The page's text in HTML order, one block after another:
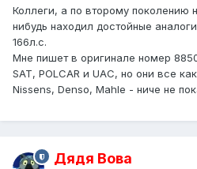
Коллеги, а по второму поколению
нибудь находил достойные
166л.с.
Мне пишет в оригинале номер
SAT, POLCAR и UAC, но они все
Nissens, Denso, Mahle - ниче не
Дядя Вова